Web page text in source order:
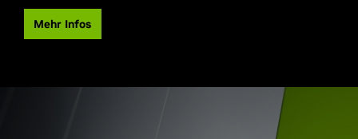
Mehr Infos